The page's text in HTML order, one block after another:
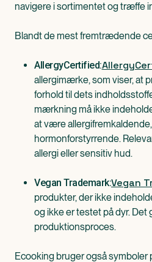
navigere i sortimentet og træffe
Blandt de mest fremtrædende
AllergyCertified:
allergimærke, som viser, at
forhold til dets
mærkning må ikke
at være
hormonforstyrrende.
allergi eller sensitiv hud.
Vegan Trademark:Vegan
produkter, der ikke
og ikke er testet på dyr.
produktionsproces.
Ecooking bruger også symboler